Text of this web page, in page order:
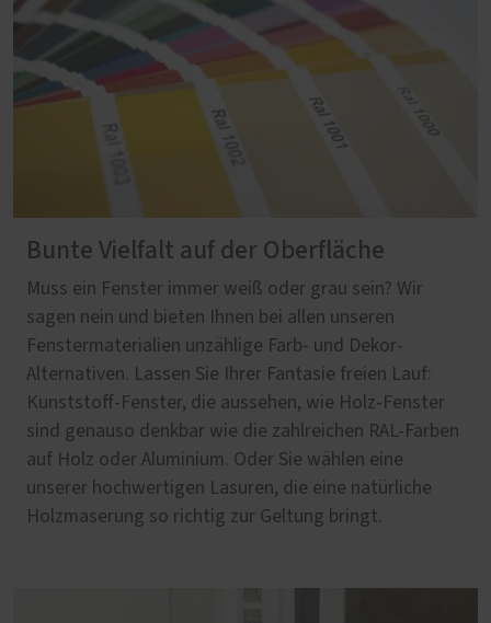
Bunte Vielfalt auf der Oberfläche
Muss ein Fenster immer weiß oder grau sein? Wir
sagen nein und bieten Ihnen bei allen unseren
Fenstermaterialien unzählige Farb- und Dekor-
Alternativen. Lassen Sie Ihrer Fantasie freien Lauf:
Kunststoff-Fenster, die aussehen, wie Holz-Fenster
sind genauso denkbar wie die zahlreichen RAL-Farben
auf Holz oder Aluminium. Oder Sie wählen eine
unserer hochwertigen Lasuren, die eine natürliche
Holzmaserung so richtig zur Geltung bringt.